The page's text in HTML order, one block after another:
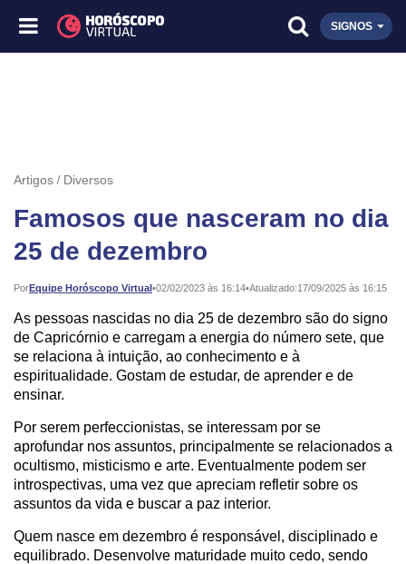
SIGNOS
Artigos Diversos
Famosos que nasceram no dia
25 de dezembro
PorEquipe Horóscopo Virtual•
Publicado: 02/02/2023 às 16:14•Atualizado:17/09/2025 às 16:15
As pessoas nascidas no dia 25 de dezembro são do signo
de Capricórnio e carregam a energia do número sete, que
se relaciona à intuição, ao conhecimento e à
espiritualidade. Gostam de estudar, de aprender e de
ensinar.
Por serem perfeccionistas, se interessam por se
aprofundar nos assuntos, principalmente se relacionados a
ocultismo, misticismo e arte. Eventualmente podem ser
introspectivas, uma vez que apreciam refletir sobre os
assuntos da vida e buscar a paz interior.
Quem nasce em dezembro é responsável, disciplinado e
equilibrado. Desenvolve maturidade muito cedo, sendo